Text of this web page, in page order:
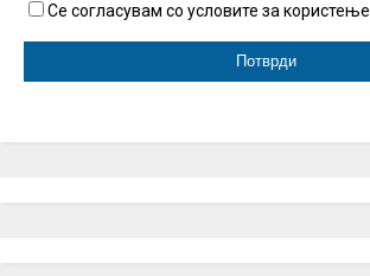
Се согласувам со условите за користење